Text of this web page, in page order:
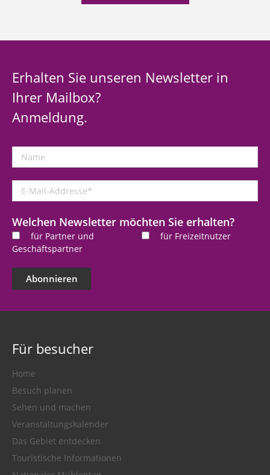
Erhalten Sie unseren Newsletter in
Ihrer Mailbox?
Anmeldung.
Name
Mail-
*
Welchen Newsletter möchten Sie erhalten?
für Partner und
Geschäftspartner
für Freizeitnutzer
Abonnieren
Für besucher
Home
Besuch planen
Sehen und machen
Veranstaltungskalender
Das Gebiet entdecken
Touristische Informationen